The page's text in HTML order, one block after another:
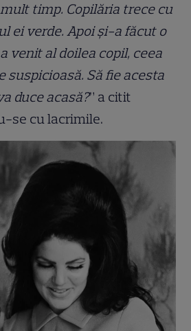
timp. Copilăria trece cu
ei verde. Apoi și-a făcut o
venit al doilea copil, ceea
suspicioasă. Să fie acesta
duce acasă?” a citit
se cu lacrimile.